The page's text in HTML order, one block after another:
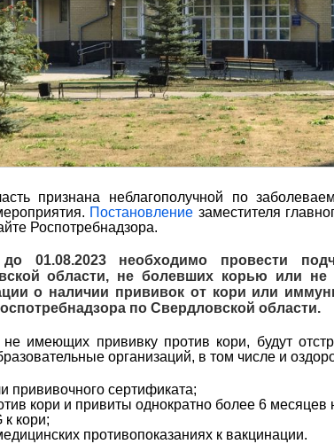
признана неблагополучной по
Постановление заместителя
Роспотребнадзора.
до 01.08.2023необходимо провести
области, не болевших корью или
о наличии прививок от кори или
по Свердловской области.
имеющих прививку против кори, будут
организаций, в том числе и
прививочного сертификата;
кори и привиты однократно более 6 месяцев
к кори;
противопоказаниях к вакцинации.